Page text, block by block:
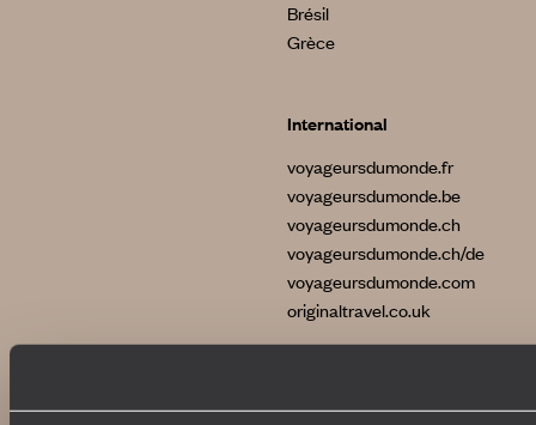
Brésil
Grèce
International
voyageursdumonde.fr
voyageursdumonde.be
voyageursdumonde.ch
voyageursdumonde.ch/de
voyageursdumonde.com
originaltravel.co.uk